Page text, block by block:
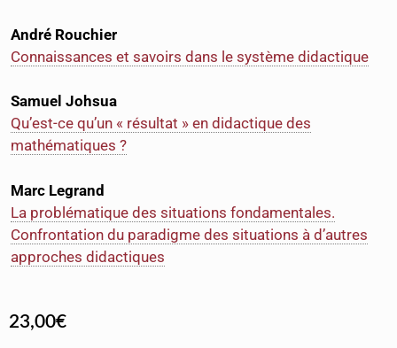
André Rouchier
Connaissances et savoirs dans le système didactique
Samuel Johsua
Qu’est-ce qu’un « résultat » en didactique des
mathématiques ?
Marc Legrand
La problématique des situations fondamentales.
Confrontation du paradigme des situations à d’autres
approches didactiques
23,00€